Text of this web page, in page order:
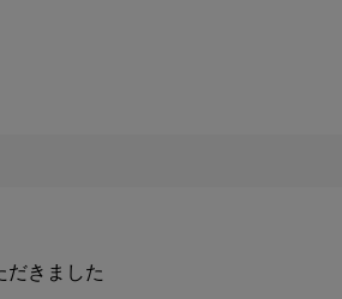
だきました